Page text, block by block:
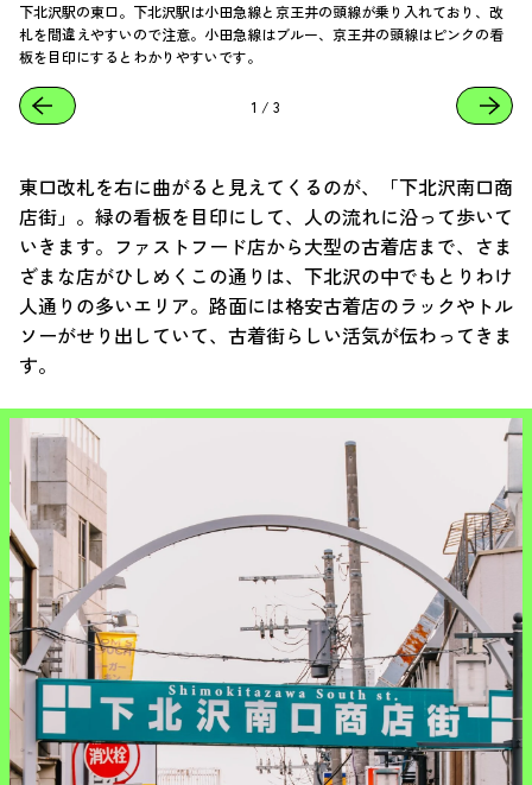
下北沢駅の東口。下北沢駅は小田急線と京王井の頭線が乗り入れており、改
札を間違えやすいので注意。小田急線はブルー、京王井の頭線はピンクの看
板を目印にするとわかりやすいです。
1 / 3
東口改札を右に曲がると見えてくるのが、「下北沢南口商
店街」。緑の看板を目印にして、人の流れに沿って歩いて
いきます。ファストフード店から大型の古着店まで、さま
ざまな店がひしめくこの通りは、下北沢の中でもとりわけ
人通りの多いエリア。路面には格安古着店のラックやトル
ソーがせり出していて、古着街らしい活気が伝わってきま
す。